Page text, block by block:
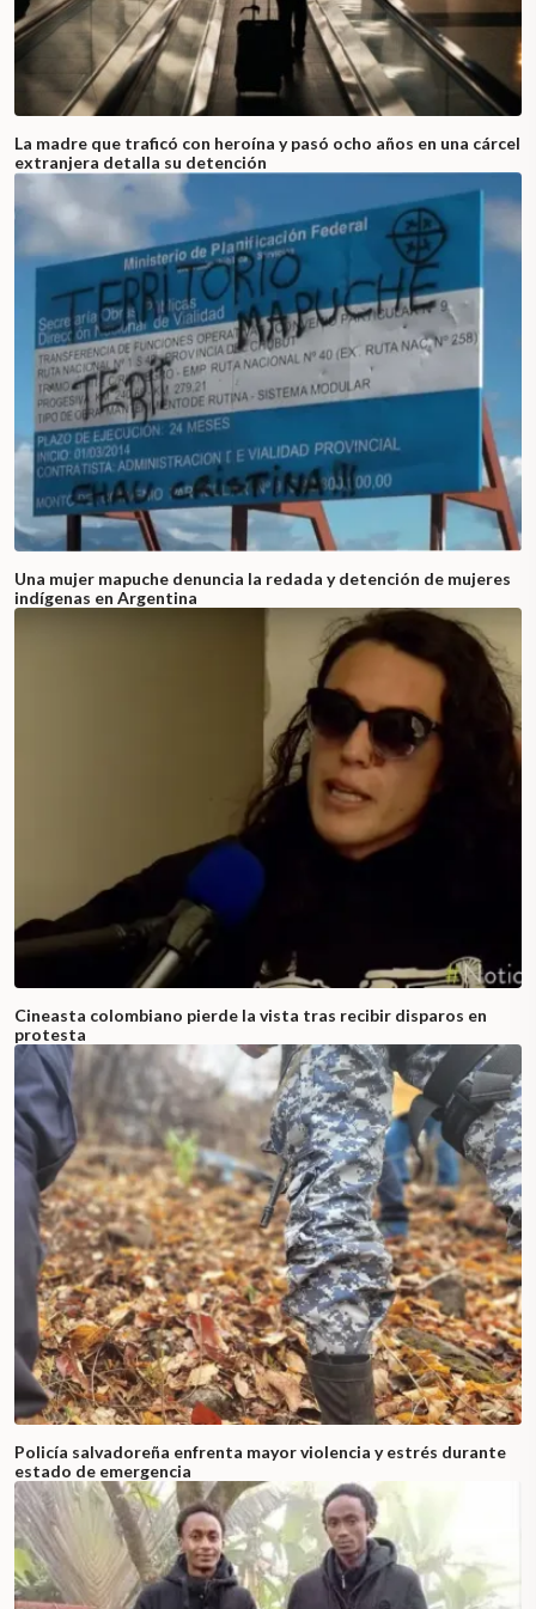
La madre que traficó con heroína y pasó ocho años en una cárcel
extranjera detalla su detención
Una mujer mapuche denuncia la redada y detención de mujeres
indígenas en Argentina
Cineasta colombiano pierde la vista tras recibir disparos en
protesta
Policía salvadoreña enfrenta mayor violencia y estrés durante
estado de emergencia